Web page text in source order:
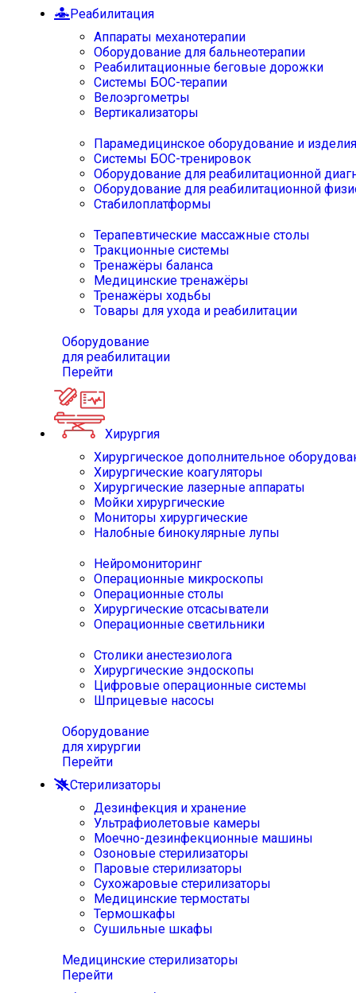
Реабилитация
Аппараты механотерапии
Оборудование для бальнеотерапии
Реабилитационные беговые дорожки
Системы БОС-терапии
Велоэргометры
Вертикализаторы
Парамедицинское оборудование и изделия
Системы БОС-тренировок
Оборудование для реабилитационной
Оборудование для реабилитационной
Стабилоплатформы
Терапевтические массажные столы
Тракционные системы
Тренажёры баланса
Медицинские тренажёры
Тренажёры ходьбы
Товары для ухода и реабилитации
Оборудование
для реабилитации
Перейти
Хирургия
Хирургическое дополнительное
Хирургические коагуляторы
Хирургические лазерные аппараты
Мойки хирургические
Мониторы хирургические
Налобные бинокулярные лупы
Нейромониторинг
Операционные микроскопы
Операционные столы
Хирургические отсасыватели
Операционные светильники
Столики анестезиолога
Хирургические эндоскопы
Цифровые операционные системы
Шприцевые насосы
Оборудование
для хирургии
Перейти
Стерилизаторы
Дезинфекция и хранение
Ультрафиолетовые камеры
Моечно-дезинфекционные машины
Озоновые стерилизаторы
Паровые стерилизаторы
Сухожаровые стерилизаторы
Медицинские термостаты
Термошкафы
Сушильные шкафы
Медицинские стерилизаторы
Перейти